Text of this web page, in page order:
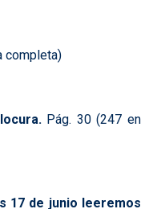
completa)
Pág. 30 (247 en
17 de junio leeremos